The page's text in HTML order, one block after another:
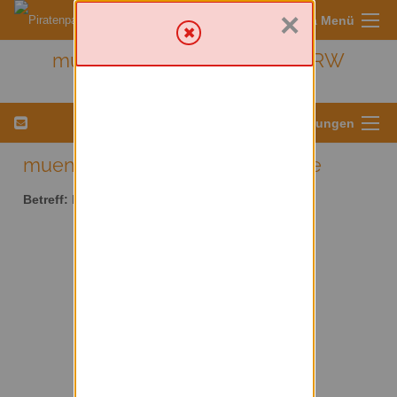
Sympa Menü
muenster - Kreis Münster/ NRW
Menü für Listeneinstellungen
muenster AT lists.piratenpartei.de
Betreff:
×